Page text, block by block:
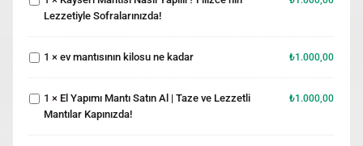
Lezzetiyle
Lezzetiyle Sofralarınızda!
mantısının
kilosu ne
1 × ev mantısının kilosu ne kadar ₺1.000,00
Mantı
Lezzetli
Kapınızda!
1 × El Yapımı Mantı Satın Al | Taze ve Lezzetli
Mantılar Kapınızda!
₺1.000,00